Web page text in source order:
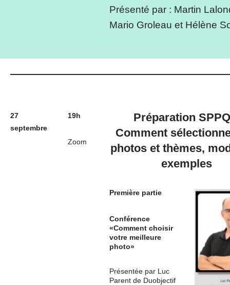
Présenté par : Martin
Mario Groleau et Hélène
27
septembre
19h
Zoom
Préparation
Comment
photos et thèmes,
exemples
Première partie
Conférence
«Comment choisir
votre meilleure
photo»
Présentée par Luc
Parent de Duobjectif